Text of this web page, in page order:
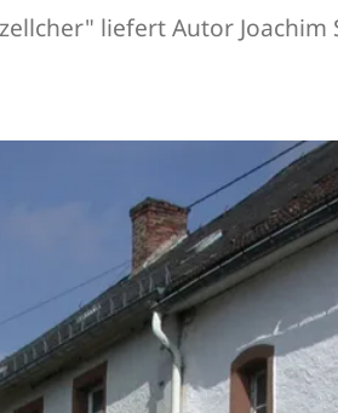
liefert Autor